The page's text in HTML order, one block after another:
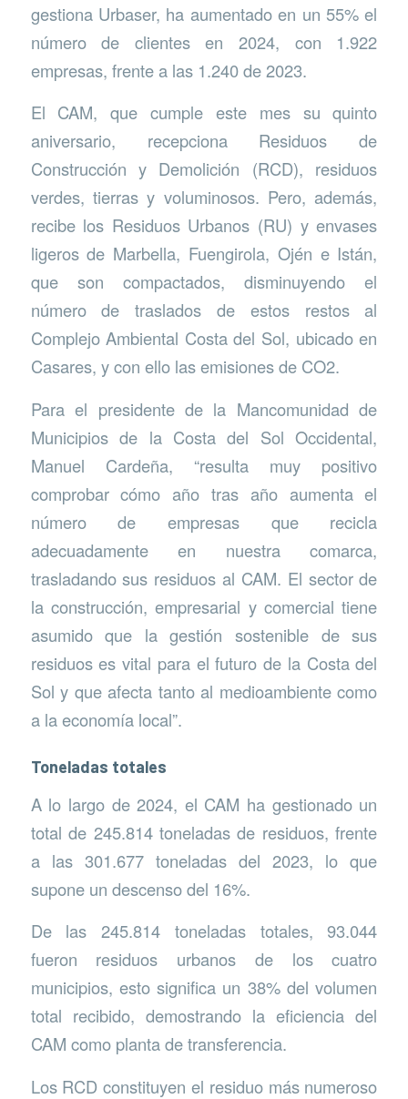
gestiona Urbaser, ha aumentado en un 55% el
número de clientes en 2024, con 1.922
empresas, frente a las 1.240 de 2023.
El CAM, que cumple este mes su quinto
aniversario, recepciona Residuos de
Construcción y Demolición (RCD), residuos
verdes, tierras y voluminosos. Pero, además,
recibe los Residuos Urbanos (RU) y envases
ligeros de Marbella, Fuengirola, Ojén e Istán,
que son compactados, disminuyendo el
número de traslados de estos restos al
Complejo Ambiental Costa del Sol, ubicado en
Casares, y con ello las emisiones de CO2.
Para el presidente de la Mancomunidad de
Municipios de la Costa del Sol Occidental,
Manuel Cardeña, “resulta muy positivo
comprobar cómo año tras año aumenta el
número de empresas que recicla
adecuadamente en nuestra comarca,
trasladando sus residuos al CAM. El sector de
la construcción, empresarial y comercial tiene
asumido que la gestión sostenible de sus
residuos es vital para el futuro de la Costa del
Sol y que afecta tanto al medioambiente como
a la economía local”.
Toneladas totales
A lo largo de 2024, el CAM ha gestionado un
total de 245.814 toneladas de residuos, frente
a las 301.677 toneladas del 2023, lo que
supone un descenso del 16%.
De las 245.814 toneladas totales, 93.044
fueron residuos urbanos de los cuatro
municipios, esto significa un 38% del volumen
total recibido, demostrando la eficiencia del
CAM como planta de transferencia.
Los RCD constituyen el residuo más numeroso